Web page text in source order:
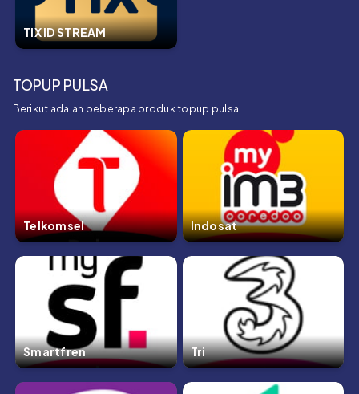
TIX ID STREAM
TOPUP PULSA
Berikut adalah beberapa produk topup pulsa.
Telkomsel Indosat
Smartfren Tri